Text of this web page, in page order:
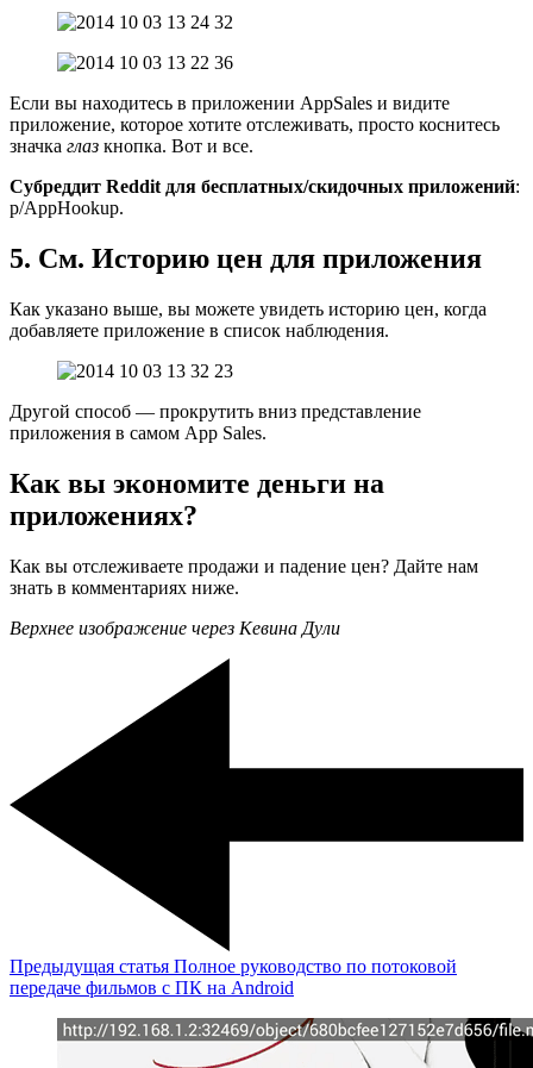
Если вы находитесь в приложении AppSales и видите
приложение, которое хотите отслеживать, просто коснитесь
значка глаз кнопка. Вот и все.
Субреддит Reddit для бесплатных/скидочных приложений:
р/AppHookup.
5. См. Историю цен для приложения
Как указано выше, вы можете увидеть историю цен, когда
добавляете приложение в список наблюдения.
Другой способ — прокрутить вниз представление
приложения в самом App Sales.
Как вы экономите деньги на
приложениях?
Как вы отслеживаете продажи и падение цен? Дайте нам
знать в комментариях ниже.
Верхнее изображение через Кевина Дули
Предыдущая статья Полное руководство по потоковой
передаче фильмов с ПК на Android